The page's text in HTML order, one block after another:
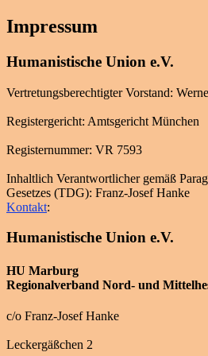
Impressum
Humanistische Union e.V.
Vertretungsberechtigter Vorstand:
Registergericht: Amtsgericht München
Registernummer: VR 7593
Inhaltlich Verantwortlicher gemäß
Gesetzes (TDG): Franz-Josef Hanke
Kontakt:
Humanistische Union e.V.
HU Marburg
Regionalverband Nord- und
c/o Franz-Josef Hanke
Leckergäßchen 2